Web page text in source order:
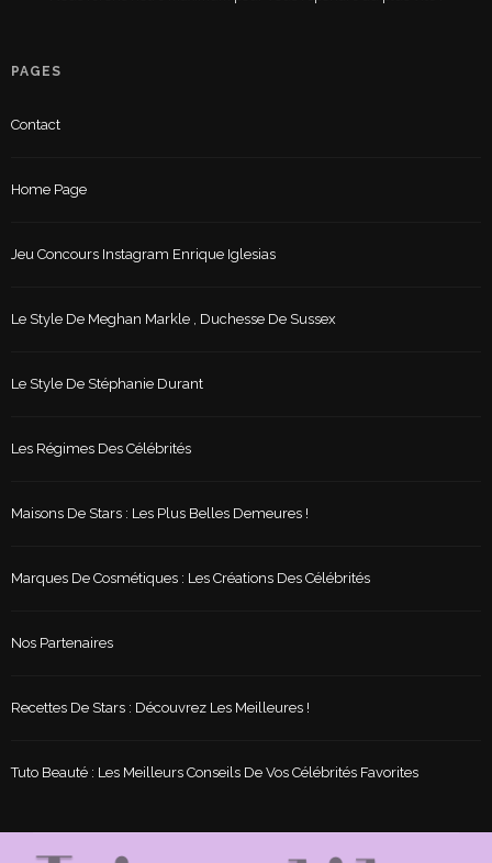
PAGES
Contact
Home Page
Jeu Concours Instagram Enrique Iglesias
Le Style De Meghan Markle , Duchesse De Sussex
Le Style De Stéphanie Durant
Les Régimes Des Célébrités
Maisons De Stars : Les Plus Belles Demeures !
Marques De Cosmétiques : Les Créations Des Célébrités
Nos Partenaires
Recettes De Stars : Découvrez Les Meilleures !
Tuto Beauté : Les Meilleurs Conseils De Vos Célébrités Favorites